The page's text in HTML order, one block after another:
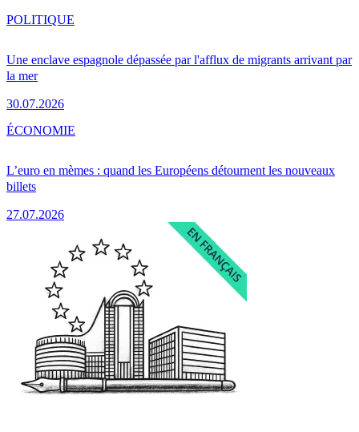
Une enclave espagnole dépassée par l'afflux de migrants arrivant par
la mer
30.07.2026
POLITIQUE
L’euro en mèmes : quand les Européens détournent les nouveaux
billets
27.07.2026
ÉCONOMIE